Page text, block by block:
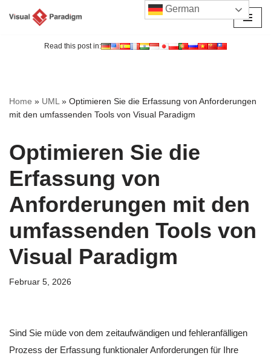
Read this post in:
Home » UML» Optimieren Sie die Erfassung von Anforderungen
mit den umfassenden Tools von Visual Paradigm
Optimieren Sie die
Erfassung von
Anforderungen mit den
umfassenden Tools von
Visual Paradigm
Februar 5, 2026
Sind Sie müde von dem zeitaufwändigen und fehleranfälligen
Prozess der Erfassung funktionaler Anforderungen für Ihre
German